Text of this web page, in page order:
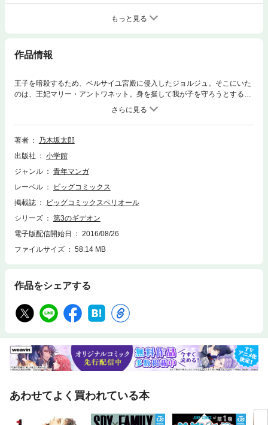
もっと見る
作品情報
王子を暗殺するため、ベルサイユ宮殿に侵入したジョルジュ。そこにいた
のは、王妃マリー・アントワネット。身を挺して我が子を守ろうとするア
ントワネット。思わぬ抵抗に手こずるジョルジュ。そこにルイ16世が現
れ、ジョルジュはついに、国王と対峙する。もう後戻りできないジョルジ
ュ。正義と悪が結託し、愛と憎悪が混じり合う。そして革命へ！！
著者
乃木坂太郎
出版社
小学館
ジャンル
青年マンガ
レーベル
ビッグコミックス
掲載誌
ビッグコミックスペリオール
シリーズ
第3のギデオン
電子版配信開始日
2016/08/26
ファイルサイズ
58.14 MB
作品をシェアする
あわせてよく買われている本